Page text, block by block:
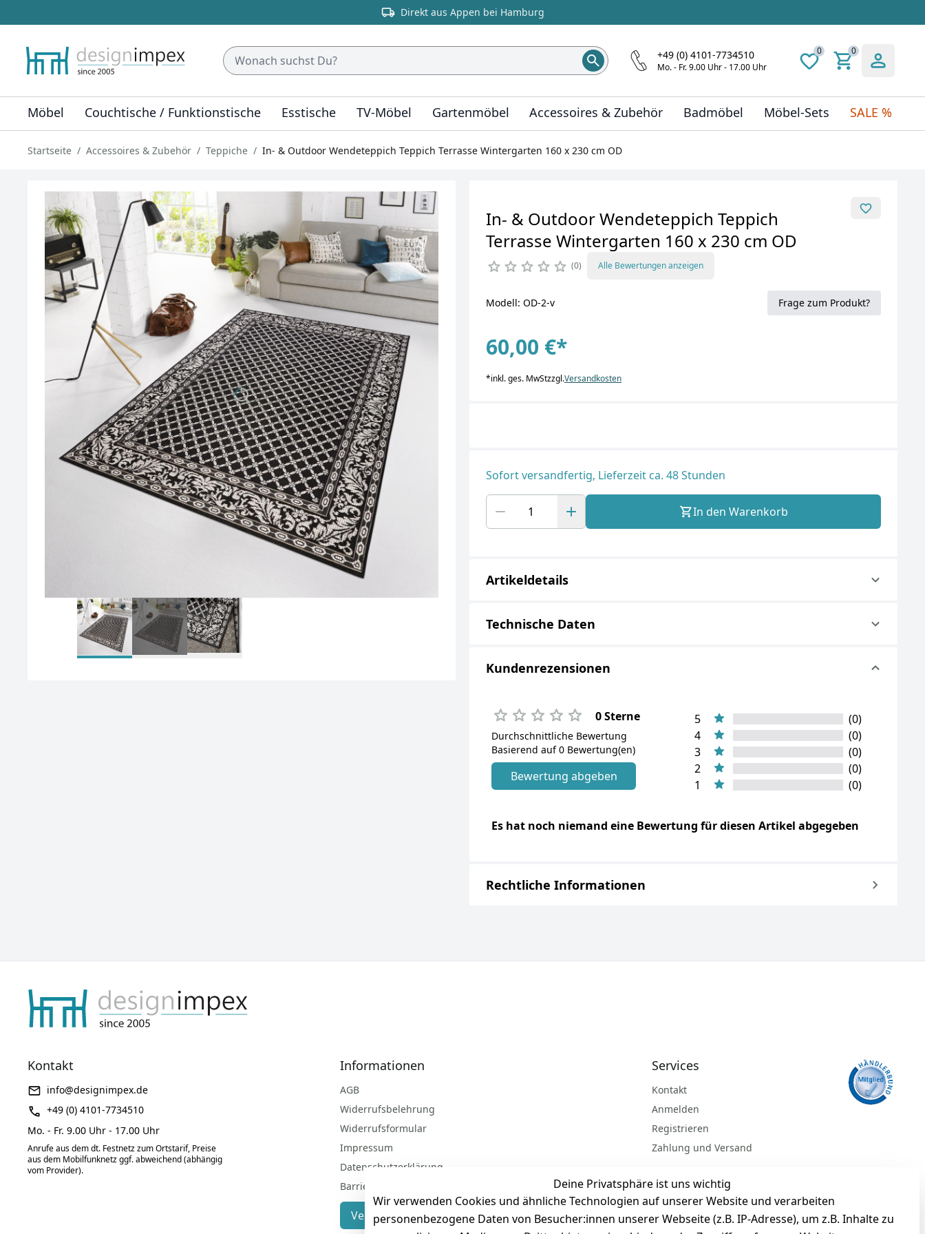
Direkt aus Appen bei Hamburg
+49 (0) 4101-7734510
Mo. - Fr. 9.00 Uhr - 17.00 Uhr
0 0
Möbel Couchtische / Funktionstische Esstische TV-Möbel Gartenmöbel Accessoires & Zubehör Badmöbel Möbel-Sets SALE %
Startseite Accessoires & Zubehör Teppiche In- & Outdoor Wendeteppich Teppich Terrasse Wintergarten 160 x 230 cm OD
In- & Outdoor Wendeteppich Teppich
Terrasse Wintergarten 160 x 230 cm OD
0 Alle Bewertungen anzeigen
Modell: OD-2-v Frage zum Produkt?
60,00 €*
*inkl. ges. MwStzzgl.Versandkosten
Sofort versandfertig, Lieferzeit ca. 48 Stunden
In den Warenkorb
Artikeldetails
Technische Daten
Kundenrezensionen
0 Sterne
Durchschnittliche Bewertung
Basierend auf 0 Bewertung(en)
Bewertung abgeben
5
(0)
4
(0)
3
(0)
2
(0)
1
(0)
Es hat noch niemand eine Bewertung für diesen Artikel abgegeben
Rechtliche Informationen
Deine Privatsphäre ist uns wichtig
Wir verwenden Cookies und ähnliche Technologien auf unserer Website und verarbeiten
personenbezogene Daten von Besucher:innen unserer Webseite (z.B. IP-Adresse), um z.B. Inhalte zu
Kontakt
info@designimpex.de
+49 (0) 4101-7734510
Mo. - Fr. 9.00 Uhr - 17.00 Uhr
Anrufe aus dem dt. Festnetz zum Ortstarif, Preise
aus dem Mobilfunknetz ggf. abweichend (abhängig
vom Provider).
Informationen
AGB
Widerrufsbelehrung
Widerrufsformular
Impressum
Datenschutzerklärung
Barrierefreiheitserklärung
Vertrag widerrufen
Services
Kontakt
Anmelden
Registrieren
Zahlung und Versand